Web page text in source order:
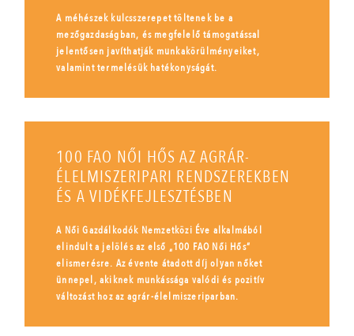
A méhészek kulcsszerepet töltenek be a
mezőgazdaságban, és megfelelő támogatással
jelentősen javíthatják munkakörülményeiket,
valamint termelésük hatékonyságát.
100 FAO NŐI HŐS AZ AGRÁR-
ÉLELMISZERIPARI RENDSZEREKBEN
ÉS A VIDÉKFEJLESZTÉSBEN
A Női Gazdálkodók Nemzetközi Éve alkalmából
elindult a jelölés az első „100 FAO Női Hős”
elismerésre. Az évente átadott díj olyan nőket
ünnepel, akiknek munkássága valódi és pozitív
változást hoz az agrár-élelmiszeriparban.